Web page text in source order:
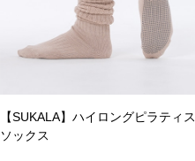
【SUKALA】ハイロングピラティス
ソックス